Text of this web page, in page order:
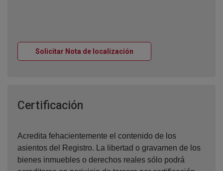
Solicitar Nota de localización
Certificación
Acredita fehacientemente el contenido de los
asientos del Registro. La libertad o gravamen de los
bienes inmuebles o derechos reales sólo podrá